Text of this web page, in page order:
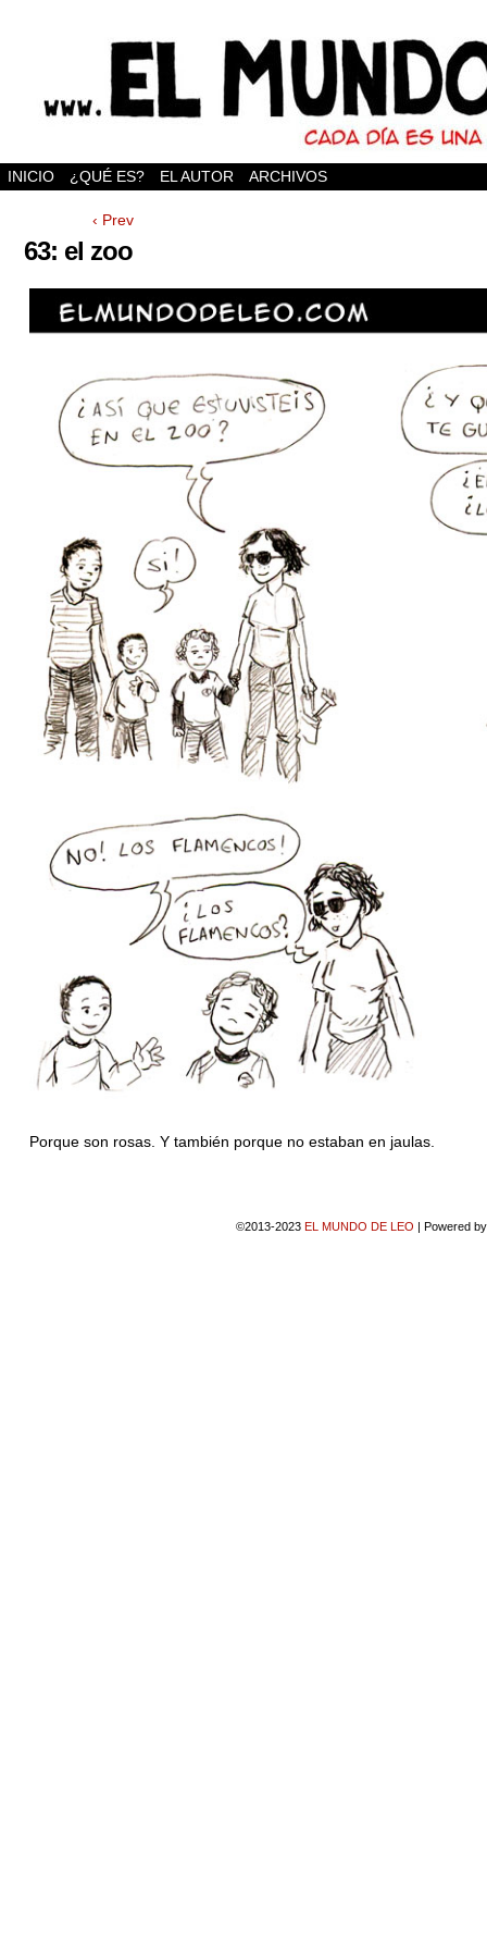
INICIO ¿QUÉ ES? EL AUTOR ARCHIVOS
‹ Prev
63: el zoo
Porque son rosas. Y también porque no estaban en jaulas.
©2013-2023 EL MUNDO DE LEO | Powered